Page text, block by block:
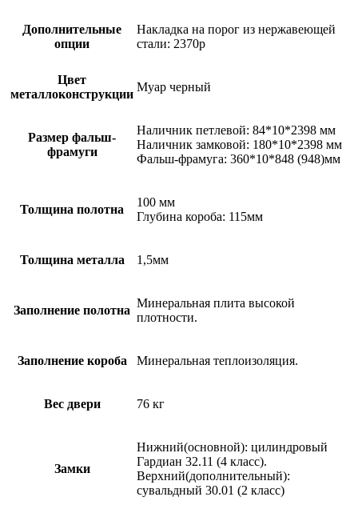
Дополнительные
опции
Накладка на порог из нержавеющей
стали: 2370р
Цвет
металлоконструкции
Муар черный
Размер фальш-
фрамуги
Наличник петлевой: 84*10*2398 мм
Наличник замковой: 180*10*2398 мм
Фальш-фрамуга: 360*10*848 (948)мм
Толщина полотна
100 мм
Глубина короба: 115мм
Толщина металла 1,5мм
Заполнение полотна
Минеральная плита высокой
плотности.
Заполнение короба Минеральная теплоизоляция.
Вес двери 76 кг
Замки
Нижний(основной): цилиндровый
Гардиан 32.11 (4 класс).
Верхний(дополнительный):
сувальдный 30.01 (2 класс)